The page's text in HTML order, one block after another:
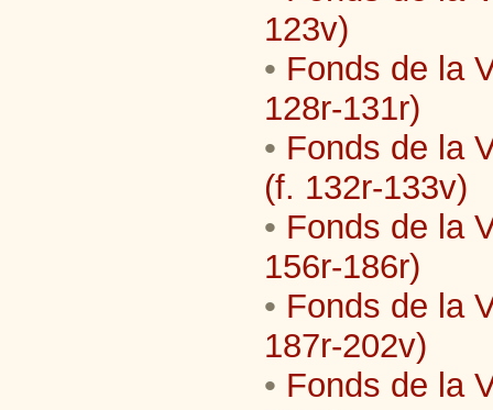
123v)
• Fonds de la
128r-131r)
• Fonds de la
(f. 132r-133v)
• Fonds de la
156r-186r)
• Fonds de la
187r-202v)
• Fonds de la